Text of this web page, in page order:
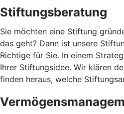
Stiftungsberatung
Sie möchten eine Stiftung
das geht? Dann ist unsere
Richtige für Sie. In einem
Ihrer Stiftungsidee. Wir klären
finden heraus, welche